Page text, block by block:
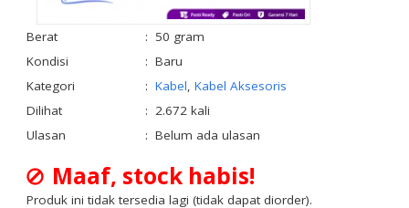
Berat : 50 gram
Kondisi
: Baru
Kategori
: Kabel Kabel Aksesoris
Dilihat
: 2.672 kali
Ulasan
: Belum ada ulasan
Maaf, stock habis!
Produk ini tidak tersedia lagi (tidak dapat diorder).